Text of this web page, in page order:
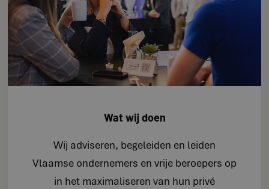
Wat wij doen
Wij adviseren, begeleiden en leiden
Vlaamse ondernemers en vrije beroepers op
in het maximaliseren van hun privé